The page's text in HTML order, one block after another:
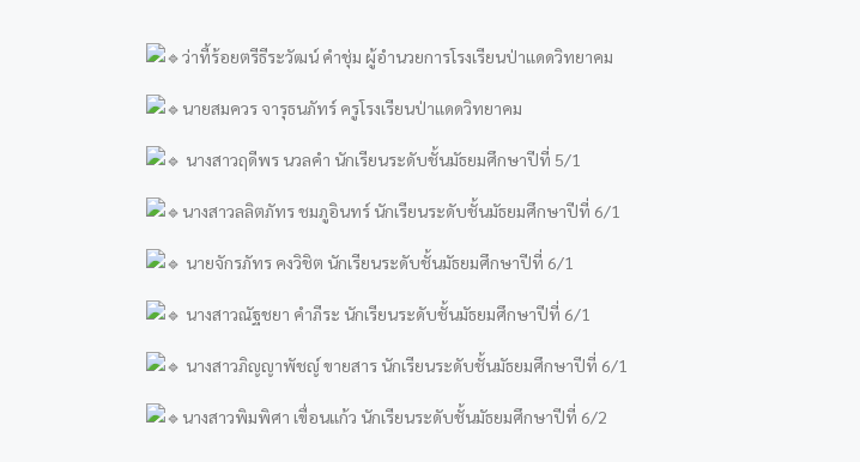
ว่าที้ร้อยตรีธีระวัฒน์ คำชุ่ม ผู้อำนวยการโรงเรียนป่าแดดวิทยาคม
นายสมควร จารุธนภัทร์ ครูโรงเรียนป่าแดดวิทยาคม
นางสาวฤดีพร นวลคำ นักเรียนระดับชั้นมัธยมศึกษาปีที่ 5/1
นางสาวลลิตภัทร ชมภูอินทร์ นักเรียนระดับชั้นมัธยมศึกษาปีที่ 6/1
นายจักรภัทร คงวิชิต นักเรียนระดับชั้นมัธยมศึกษาปีที่ 6/1
นางสาวณัฐชยา คำภีระ นักเรียนระดับชั้นมัธยมศึกษาปีที่ 6/1
นางสาวภิญญาพัชญ์ ขายสาร นักเรียนระดับชั้นมัธยมศึกษาปีที่ 6/1
นางสาวพิมพิศา เขื่อนแก้ว นักเรียนระดับชั้นมัธยมศึกษาปีที่ 6/2